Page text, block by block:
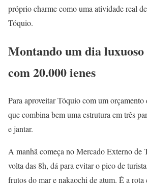
próprio charme como uma atividade real
Tóquio.
Montando um dia
com 20.000 ienes
Para aproveitar Tóquio com um
que combina bem uma estrutura em três
e jantar.
A manhã começa no Mercado Externo de
volta das 8h, dá para evitar o pico de
frutos do mar e nakaochi de atum. É a